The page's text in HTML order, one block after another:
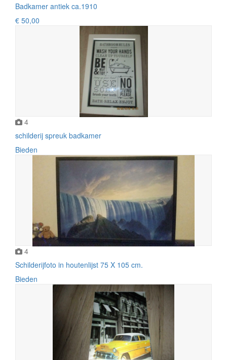
Badkamer antiek ca.1910
€ 50,00
4
schilderij spreuk badkamer
Bieden
4
Schilderijfoto in houtenlijst 75 X 105 cm.
Bieden